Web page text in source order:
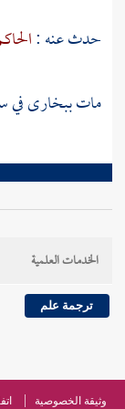
حدث عنه :
ماتببخارىفي
الخدمات العلمية
ترجمة علم
وثيقة الخصوصية